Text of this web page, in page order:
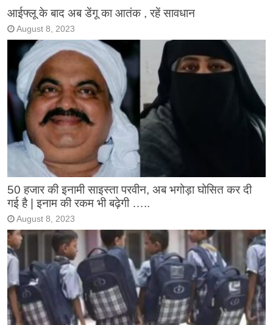
आईफ्लू के बाद अब डेंगू का आतंक , रहें सावधान
August 8, 2023
50 हजार की इनामी साइस्ता परवीन, अब भगोड़ा घोसित कर दी
गई है | इनाम की रकम भी बढ़ेगी …..
August 8, 2023